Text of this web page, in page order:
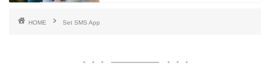
HOME Set SMS App